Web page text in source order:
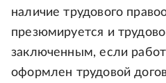
наличие трудового
презюмируется и
заключенным, если
оформлен трудовой